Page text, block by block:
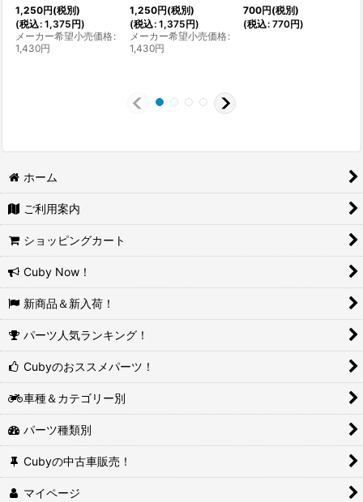
1,250円(税別)
(税込: 1,375円)
メーカー希望小売価格:
1,430円
1,250円(税別)
(税込: 1,375円)
メーカー希望小売価格:
1,430円
700円(税別)
(税込: 770円)
ホーム
ご利用案内
ショッピングカート
Cuby Now！
新商品＆新入荷！
パーツ人気ランキング！
Cubyのおススメパーツ！
車種＆カテゴリー別
パーツ種類別
Cubyの中古車販売！
マイページ